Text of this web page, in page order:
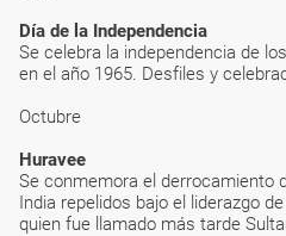
Día de la Independencia
Se celebra la independencia de
en el año 1965. Desfiles y
Octubre
Huravee
Se conmemora el derrocamiento
India repelidos bajo el liderazgo
quien fue llamado más tarde